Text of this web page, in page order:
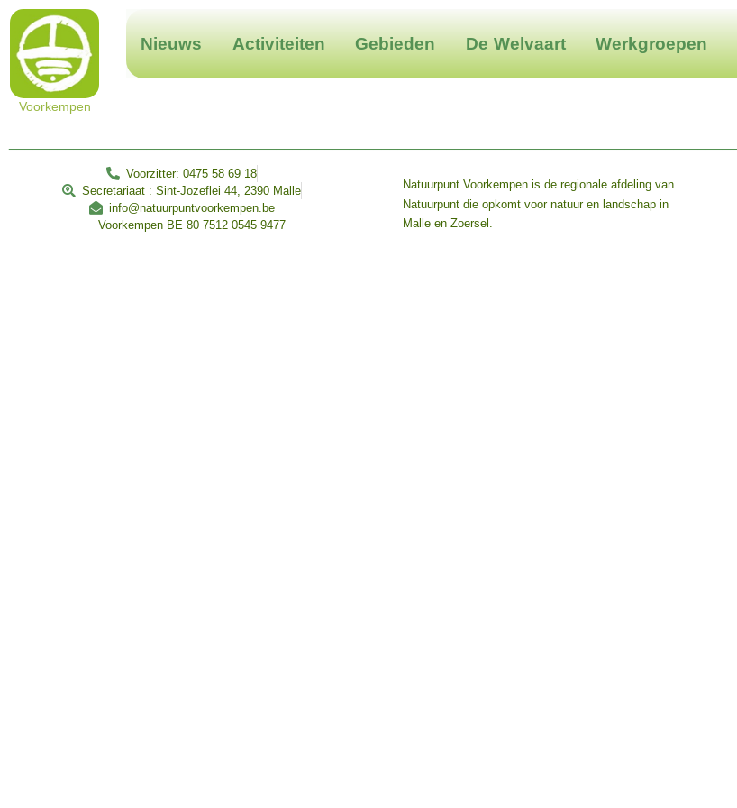
Voorkempen
Nieuws Activiteiten Gebieden De Welvaart Werkgroepen
Voorzitter: 0475 58 69 18
Secretariaat : Sint-Jozeflei 44, 2390 Malle
info@natuurpuntvoorkempen.be
Voorkempen BE 80 7512 0545 9477
Natuurpunt Voorkempen is de regionale afdeling van
Natuurpunt die opkomt voor natuur en landschap in
Malle en Zoersel.